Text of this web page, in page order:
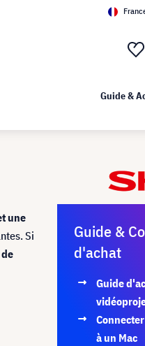
Guide &
une
Si
Guide &
d'achat
Guide
à un Mac